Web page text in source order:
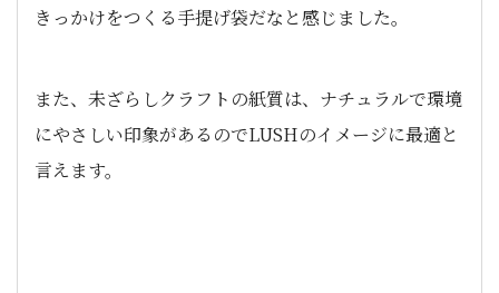
きっかけをつくる手提げ袋だなと感じました。
また、未ざらしクラフトの紙質は、ナチュラルで環境
にやさしい印象があるのでLUSHのイメージに最適と
言えます。